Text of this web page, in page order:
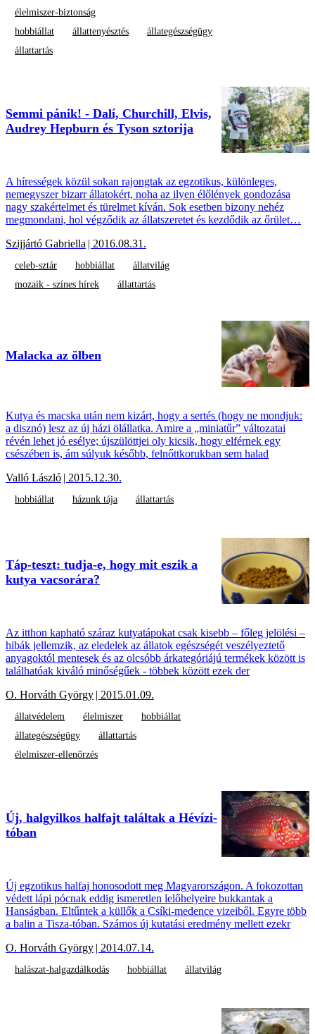
élelmiszer-biztonság
hobbiállat
állattenyésztés
állategészségügy
állattartás
Semmi pánik! - Dalí, Churchill, Elvis,
Audrey Hepburn és Tyson sztorija
A hírességek közül sokan rajongtak az egzotikus, különleges,
nemegyszer bizarr állatokért, noha az ilyen élőlények gondozása
nagy szakértelmet és türelmet kíván. Sok esetben bizony nehéz
megmondani, hol végződik az állatszeretet és kezdődik az őrület…
Szijjártó Gabriella | 2016.08.31.
celeb-sztár hobbiállat
állatvilág
mozaik - színes hírek
állattartás
Malacka az ölben
Kutya és macska után nem kizárt, hogy a sertés (hogy ne mondjuk:
a disznó) lesz az új házi ölállatka. Amire a „miniatűr” változatai
révén lehet jó esélye; újszülöttjei oly kicsik, hogy elférnek egy
csészében is, ám súlyuk később, felnőttkorukban sem halad
Valló László | 2015.12.30.
hobbiállat házunk tája állattartás
Táp-teszt: tudja-e, hogy mit eszik a
kutya vacsorára?
Az itthon kapható száraz kutyatápokat csak kisebb – főleg jelölési –
hibák jellemzik, az eledelek az állatok egészségét veszélyeztető
anyagoktól mentesek és az olcsóbb árkategóriájú termékek között is
találhatóak kiváló minőségűek - többek között ezek der
O. Horváth György | 2015.01.09.
állatvédelem élelmiszer
hobbiállat
állategészségügy
állattartás
élelmiszer-ellenőrzés
Új, halgyilkos halfajt találtak a Hévízi-
tóban
Új egzotikus halfaj honosodott meg Magyarországon. A fokozottan
védett lápi pócnak eddig ismeretlen lelőhelyeire bukkantak a
Hanságban. Eltűntek a küllők a Csíki-medence vizeiből. Egyre több
a balin a Tisza-tóban. Számos új kutatási eredmény mellett ezekr
O. Horváth György | 2014.07.14.
halászat-halgazdálkodás hobbiállat állatvilág